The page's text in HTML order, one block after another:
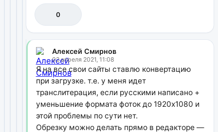
0
Алексей Смирнов
02 апреля 2021, 11:08
Я на все свои сайты ставлю конвертацию
при загрузке. т.е. у меня идет
транслитерация, если русскими написано +
уменьшение формата фоток до 1920х1080 и
этой проблемы по сути нет.
Обрезку можно делать прямо в редакторе —